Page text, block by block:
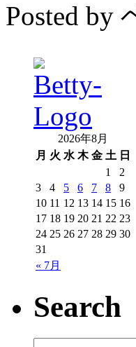
Posted by
2026年8月
月 火 水 木 金 土 日
« 7月
1
2
3
4 5 6 7 8
9
10 11 12 13 14 15 16
17 18 19 20 21 22 23
24 25 26 27 28 29 30
31
Search